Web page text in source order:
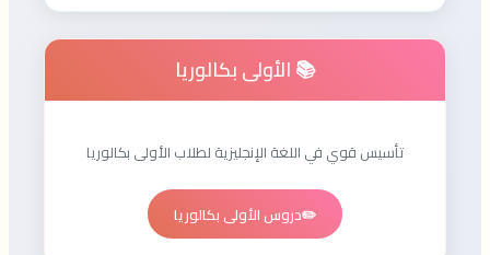
📚 الأولى بكالوريا
تأسيس قوي في اللغة الإنجليزية لطلاب الأولى بكالوريا
✏️دروس الأولى بكالوريا